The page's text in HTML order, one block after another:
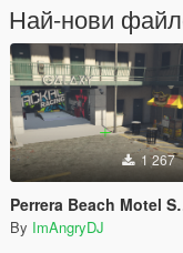
Най-нови
1 267
Perrera Beach Motel Small Mechanic Garage GTAV Map-Harita [ YMAP / FiveM / SP ]
By ImAngryDJ